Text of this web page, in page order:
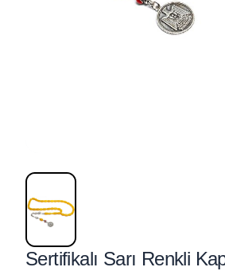
Sertifikalı Sarı Renkli